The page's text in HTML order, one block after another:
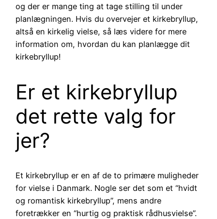
og der er mange ting at tage stilling til under
planlægningen. Hvis du overvejer et kirkebryllup,
altså en kirkelig vielse, så læs videre for mere
information om, hvordan du kan planlægge dit
kirkebryllup!
Er et kirkebryllup
det rette valg for
jer?
Et kirkebryllup er en af de to primære muligheder
for vielse i Danmark. Nogle ser det som et “hvidt
og romantisk kirkebryllup”, mens andre
foretrækker en “hurtig og praktisk rådhusvielse”.